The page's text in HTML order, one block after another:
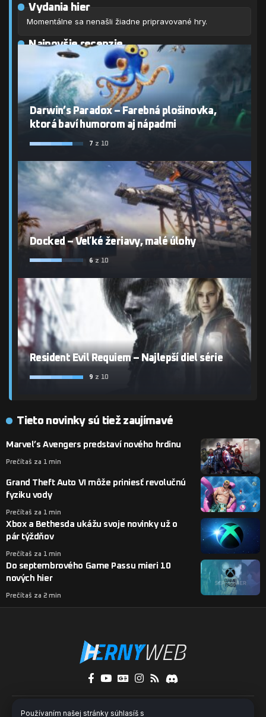
Používaním našej stránky súhlasíš s
Vydania hier
Momentálne sa nenašli žiadne pripravované hry.
Najnovšie recenzie
Darwin’s Paradox – Farebná plošinovka,
ktorá baví humorom aj nápadmi
7 z 10
Docked – Veľké žeriavy, malé úlohy
6 z 10
Resident Evil Requiem – Najlepší diel série
9 z 10
Tieto novinky sú tiež zaujímavé
Marvel’s Avengers predstaví nového hrdinu
Prečítaš za 1 min
Grand Theft Auto VI môže priniesť revolučnú
fyziku vody
Prečítaš za 1 min
Xbox a Bethesda ukážu svoje novinky už o
pár týždňov
Prečítaš za 1 min
Do septembrového Game Passu mieri 10
nových hier
Prečítaš za 2 min
O nás Kontakty